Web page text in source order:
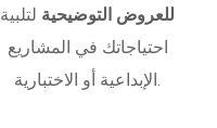
للعروض التوضيحية لتلبية
احتياجاتك في المشاريع
الإبداعية أو الاختبارية.